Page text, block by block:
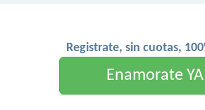
Registrate, sin cuotas,
Enamorate